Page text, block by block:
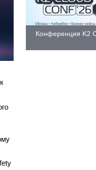
Конференция K2